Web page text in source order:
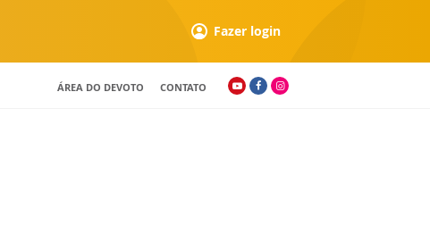
Fazer login
ÁREA DO DEVOTO CONTATO